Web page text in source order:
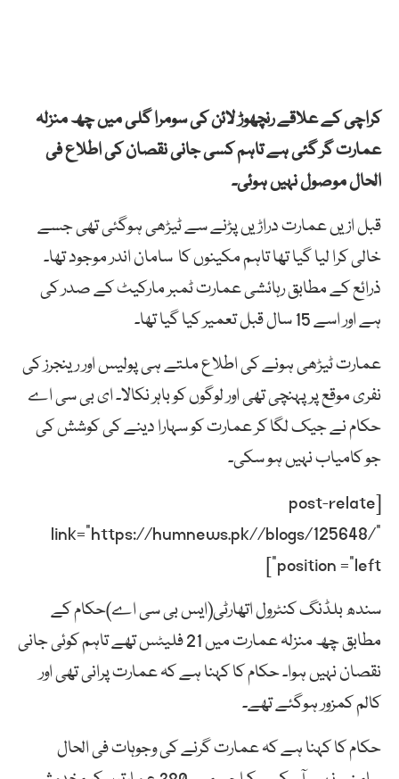
کراچی کے علاقے رنچھوڑ لائن کی سومرا گلی میں چھ منزلہ
عمارت گر گئی ہے تاہم کسی جانی نقصان کی اطلاع فی
الحال موصول نہیں ہوئی۔
قبل ازیں عمارت دراڑیں پڑنے سے ٹیڑھی ہوگئی تھی جسے
خالی کرا لیا گیا تھا تاہم مکینوں کا سامان اندر موجود تھا۔
ذرائع کے مطابق رہائشی عمارت ٹمبر مارکیٹ کے صدر کی
ہے اور اسے 15 سال قبل تعمیر کیا گیا تھا۔
عمارت ٹیڑھی ہونے کی اطلاع ملتے ہی پولیس اور رینجرز کی
نفری موقع پر پہنچی تھی اور لوگوں کو باہر نکالا۔ ای بی سی اے
حکام نے جیک لگا کر عمارت کو سہارا دینے کی کوشش کی
جو کامیاب نہیں ہو سکی۔
[post-relate
link=”https://humnews.pk//blogs/125648/”
position =”left”]
سندھ بلڈنگ کنٹرول اتھارٹی(ایس بی سی اے)حکام کے
مطابق چھ منزلہ عمارت میں 21 فلیٹس تھے تاہم کوئی جانی
نقصان نہیں ہوا۔ حکام کا کہنا ہے کہ عمارت پرانی تھی اور
کالم کمزور ہوگئے تھے۔
حکام کا کہنا ہے کہ عمارت گرنے کی وجوہات فی الحال